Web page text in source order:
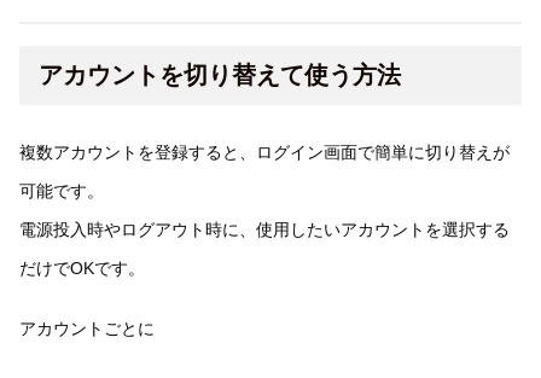
アカウントを切り替えて使う方法
複数アカウントを登録すると、ログイン画面で簡単に切り替えが
可能です。
電源投入時やログアウト時に、使用したいアカウントを選択する
だけでOKです。
アカウントごとに